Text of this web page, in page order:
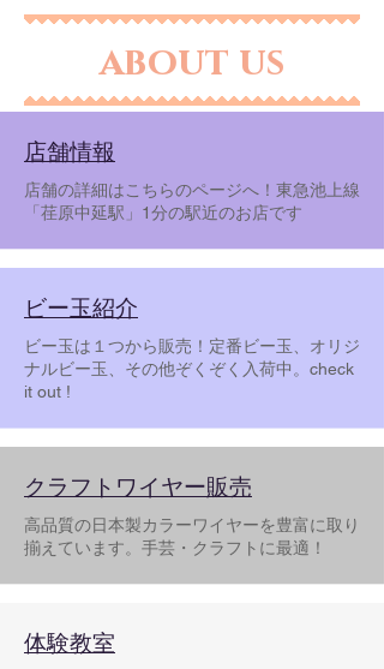
about us
​店舗情報
店舗の詳細はこちらのページへ！東急池上線
「荏原中延駅」1分の駅近のお店です
ビー玉紹介
ビー玉は１つから販売！定番ビー玉、オリジ
ナルビー玉、その他ぞくぞく入荷中。​check
it out !
クラフトワイヤー販売
高品質の日本製カラーワイヤーを豊富に取り
揃えています。​手芸・クラフトに最適！
​体験教室